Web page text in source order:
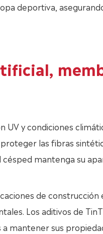
deportiva,
y condiciones
las fibras
mantenga su
de construcción
Los aditivos de
mantener sus